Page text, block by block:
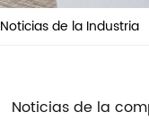
Noticias de la Industria
Noticias de la